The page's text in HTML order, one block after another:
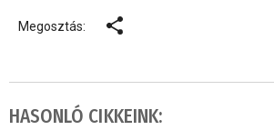
Megosztás:
HASONLÓ CIKKEINK: